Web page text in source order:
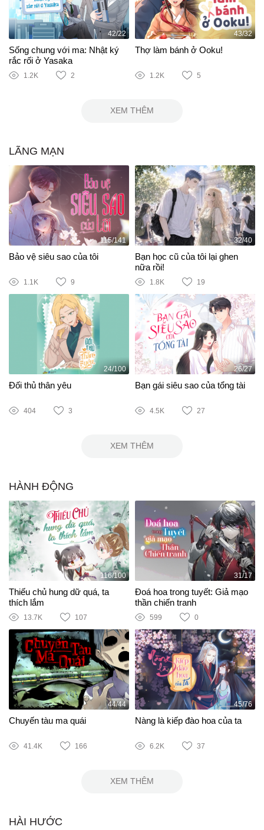
42/22
Sống chung với ma: Nhật ký
rắc rối ở Yasaka
1.2K 2
43/32
Thợ làm bánh ở Ooku!
1.2K 5
XEM THÊM
LÃNG MẠN
115/141
Bảo vệ siêu sao của tôi
1.1K 9
32/40
Bạn học cũ của tôi lại ghen
nữa rồi!
1.8K 19
24/100
Đối thủ thân yêu
404 3
26/27
Bạn gái siêu sao của tổng tài
4.5K 27
XEM THÊM
HÀNH ĐỘNG
116/100
Thiếu chủ hung dữ quá, ta
thích lắm
13.7K 107
31/17
Đoá hoa trong tuyết: Giả mạo
thần chiến tranh
599 0
44/44
Chuyến tàu ma quái
41.4K 166
45/76
Nàng là kiếp đào hoa của ta
6.2K 37
XEM THÊM
HÀI HƯỚC